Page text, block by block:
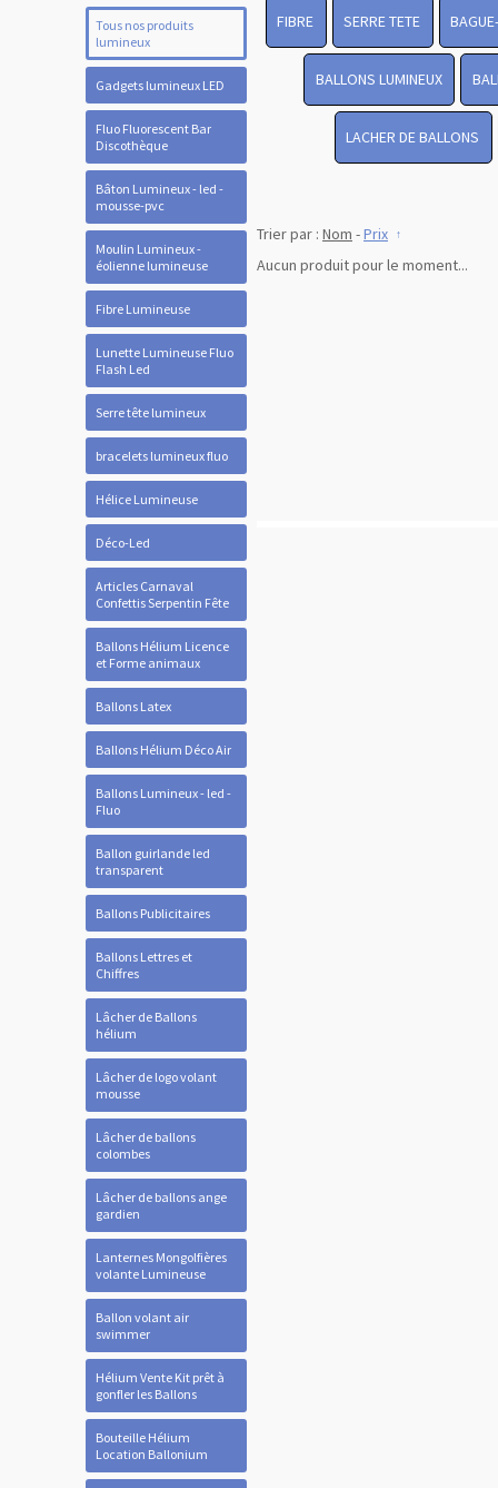
Tous nos produits
lumineux
Gadgets lumineux LED
Fluo Fluorescent Bar
Discothèque
Bâton Lumineux - led -
mousse-pvc
Moulin Lumineux -
éolienne lumineuse
Fibre Lumineuse
Lunette Lumineuse Fluo
Flash Led
Serre tête lumineux
bracelets lumineux fluo
Hélice Lumineuse
Déco-Led
Articles Carnaval
Confettis Serpentin Fête
Ballons Hélium Licence
et Forme animaux
Ballons Latex
Ballons Hélium Déco Air
Ballons Lumineux - led -
Fluo
Ballon guirlande led
transparent
Ballons Publicitaires
Ballons Lettres et
Chiffres
Lâcher de Ballons
hélium
Lâcher de logo volant
mousse
Lâcher de ballons
colombes
Lâcher de ballons ange
gardien
Lanternes Mongolfières
volante Lumineuse
Ballon volant air
swimmer
Hélium Vente Kit prêt à
gonfler les Ballons
Bouteille Hélium
Location Ballonium
FIBRE SERRE TETE
BALLONS LUMINEUX
LACHER DE BALLONS
Trier par : Nom -Prix
Aucun produit pour le moment...